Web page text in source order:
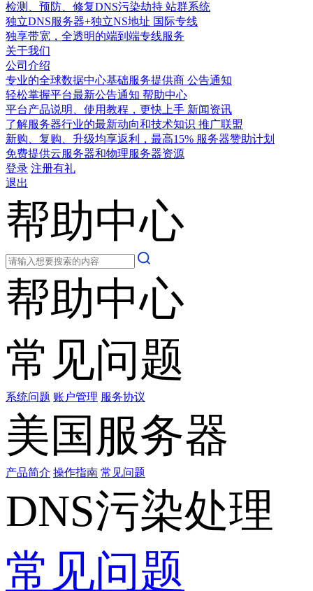
检测、预防、修复DNS污染劫持 站群系统
独立DNS服务器+独立NS地址 国际专线
独享带宽，全透明的端到端专线服务
关于我们
公司介绍
专业的全球数据中心基础服务提供商 公告通知
轻松掌握平台最新公告通知 帮助中心
平台产品说明、使用教程，更快上手 新闻资讯
了解服务器行业的最新动向和技术知识 推广联盟
新购、复购、升级均享返利，最高15% 服务器赞助计划
免费提供云服务器和物理服务器资源
登录 注册有礼
退出
帮助中心
帮助中心
常见问题
系统问题 账户管理 服务协议
美国服务器
产品简介 操作指南 常见问题
DNS污染处理
常见问题